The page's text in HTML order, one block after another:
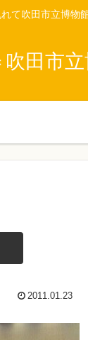
て吹田市立博物
田市立
2011.01.23